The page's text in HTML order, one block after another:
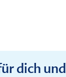
dich und